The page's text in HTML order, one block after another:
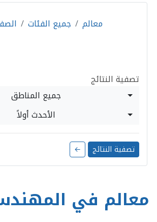
جميع الفئات
معالم
تصفية النتائج
جميع المناطق
الأحدث أولاً
← تصفية النتائج
معالم في